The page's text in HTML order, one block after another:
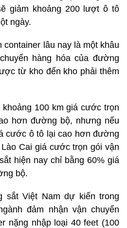
giảm khoảng 200 lượt ô tô
ngày.
container lâu nay là một khâu
hàng hóa của đường
từ kho đến kho phải thêm
100 km giá cước trọn
hơn đường bộ, nhưng nếu
cước ô tô lại cao hơn đường
Cai giá cước trọn gói vận
hiện nay chỉ bằng 60% giá
bộ.
sắt Việt Nam dự kiến trong
đảm nhận vận chuyển
nặng nhập loại 40 feet (100